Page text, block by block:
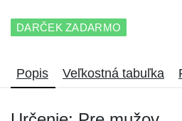
DARČEK ZADARMO
Popis Veľkostná tabuľka